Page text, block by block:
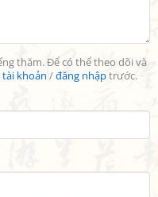
thăm. Để có thể theo dõi và
khoản /đăng nhậptrước.